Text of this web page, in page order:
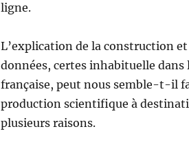
ligne.
L’explication de la construction
données, certes inhabituelle
française, peut nous semble-t-il
production scientifique à
plusieurs raisons.